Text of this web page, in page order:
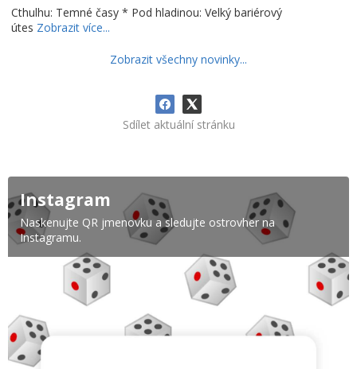
Cthulhu: Temné časy * Pod hladinou: Velký bariérový
útes Zobrazit více...
Zobrazit všechny novinky...
Sdílet aktuální stránku
Instagram
Naskenujte QR jmenovku a sledujte ostrovher na
Instagramu.